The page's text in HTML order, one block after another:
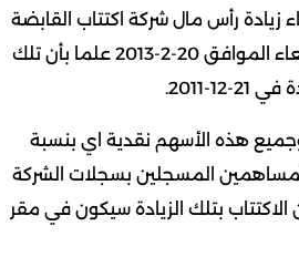
زيادة رأس مال شركة اكتتاب القابضة
(اكتتاب) فقد افادته الشركة بتمديد فترة الاكتتاب في تلك الزيادة لتكون الى اليوم الاربعاء الموافق 20-2-2013 علما بأن تلك
2011.
د.ك الى 31,862,423 د.ك بعدد اسهم 90,000,000 سهم وجميع هذه الأسهم نقدية اي بنسبة
اصدار وذلك للمساهمين المسجلين بسجلات الشركة
ان الاكتتاب بتلك الزيادة سيكون في مقر